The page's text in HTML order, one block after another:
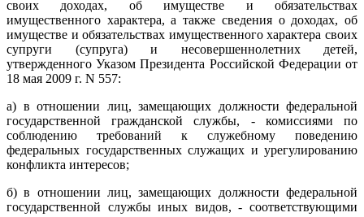
своих доходах, об имуществе и обязательствах
имущественного характера, а также сведения о доходах, об
имуществе и обязательствах имущественного характера своих
супруги (супруга) и несовершеннолетних детей,
утвержденного Указом Президента Российской Федерации от
18 мая 2009 г. N 557:
а) в отношении лиц, замещающих должности федеральной
государственной гражданской службы, - комиссиями по
соблюдению требований к служебному поведению
федеральных государственных служащих и урегулированию
конфликта интересов;
б) в отношении лиц, замещающих должности федеральной
государственной службы иных видов, - соответствующими